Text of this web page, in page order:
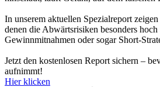
In unserem aktuellen Spezialreport
denen die Abwärtsrisiken besonders
Gewinnmitnahmen oder sogar Short-
Jetzt den kostenlosen Report sichern –
aufnimmt!
Hier klicken